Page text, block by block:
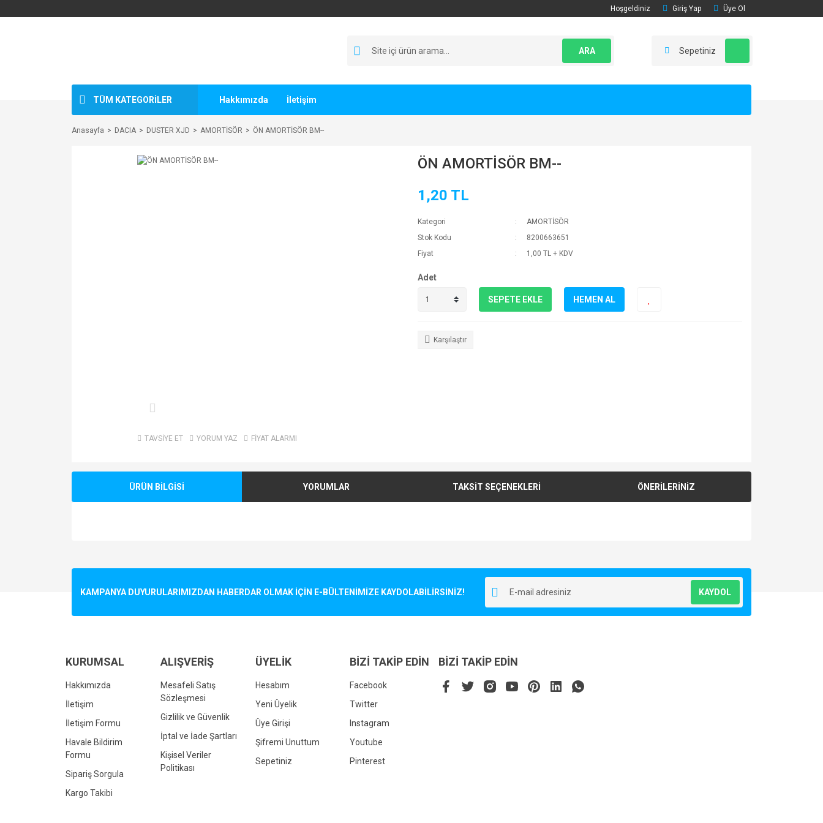
Hoşgeldiniz Giriş Yap Üye Ol
ARA Sepetiniz
TÜM KATEGORİLER Hakkımızda İletişim
Anasayfa DACIA DUSTER XJD AMORTİSÖR ÖN AMORTİSÖR BM--
TAVSİYE ET YORUM YAZ FİYAT ALARMI
ÖN AMORTİSÖR BM--
1,20 TL
Kategori
AMORTİSÖR
Stok Kodu
8200663651
Fiyat
1,00 TL + KDV
Adet
SEPETE EKLE HEMEN AL
Karşılaştır
ÜRÜN BİLGİSİ YORUMLAR TAKSİT SEÇENEKLERİ ÖNERİLERİNİZ
Ürün resmi kalitesiz, bozuk veya görüntülenemiyor.
Bu ürüne benzer farklı alternatifler olmalı.
KAMPANYA DUYURULARIMIZDAN HABERDAR OLMAK İÇİN E-BÜLTENİMİZE KAYDOLABİLİRSİNİZ! KAYDOL
KURUMSAL
Hakkımızda
İletişim
İletişim Formu
Havale Bildirim
Formu
Sipariş Sorgula
Kargo Takibi
ALIŞVERİŞ
Mesafeli Satış
Sözleşmesi
Gizlilik ve Güvenlik
İptal ve İade Şartları
Kişisel Veriler
Politikası
ÜYELİK
Hesabım
Yeni Üyelik
Üye Girişi
Şifremi Unuttum
Sepetiniz
BİZİ TAKİP EDİN
Facebook
Twitter
Instagram
Youtube
Pinterest
BİZİ TAKİP EDİN